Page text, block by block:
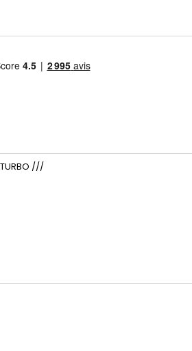
TURBO ///